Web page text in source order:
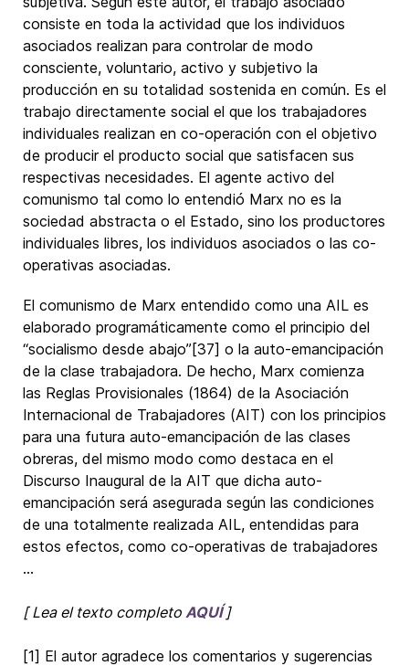
consiste en toda la actividad que los individuos
asociados realizan para controlar de modo
consciente, voluntario, activo y subjetivo la
producción en su totalidad sostenida en común. Es el
trabajo directamente social el que los trabajadores
individuales realizan en co-operación con el objetivo
de producir el producto social que satisfacen sus
respectivas necesidades. El agente activo del
comunismo tal como lo entendió Marx no es la
sociedad abstracta o el Estado, sino los productores
individuales libres, los individuos asociados o las co-
operativas asociadas.
El comunismo de Marx entendido como una AIL es
elaborado programáticamente como el principio del
“socialismo desde abajo”[37] o la auto-emancipación
de la clase trabajadora. De hecho, Marx comienza
las Reglas Provisionales (1864) de la Asociación
Internacional de Trabajadores (AIT) con los principios
para una futura auto-emancipación de las clases
obreras, del mismo modo como destaca en el
Discurso Inaugural de la AIT que dicha auto-
emancipación será asegurada según las condiciones
de una totalmente realizada AIL, entendidas para
estos efectos, como co-operativas de trabajadores
...
[ Lea el texto completo AQUÍ]
[1] El autor agradece los comentarios y sugerencias